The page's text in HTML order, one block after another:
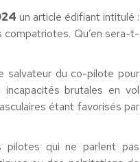
un article édifiant intitulé :
Qu’en sera-t-
salvateur du co-pilote pour
brutales en vol
étant favorisés par
pilotes qui ne parlent pas